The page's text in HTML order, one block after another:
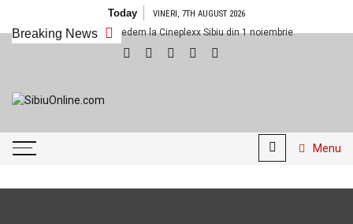
Today VINERI, 7TH AUGUST 2026
Breaking News
Ce filme noi vedem la Cineplexx Sibiu din 1 noiembrie
Sibiu!!!
Menu